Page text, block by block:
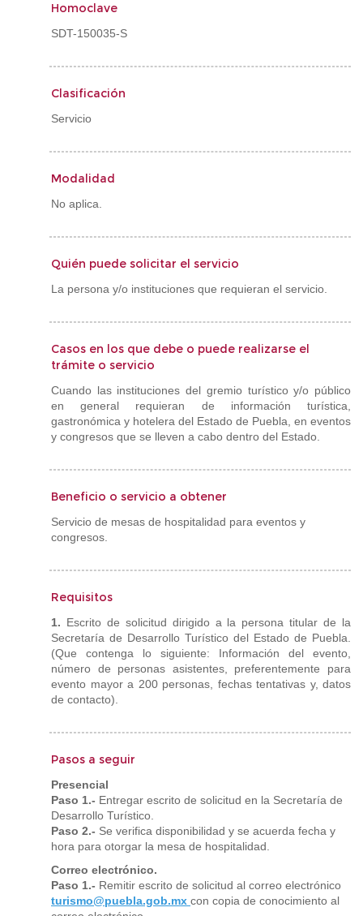
Homoclave
SDT-150035-S
Clasificación
Servicio
Modalidad
No aplica.
Quién puede solicitar el servicio
La persona y/o instituciones que requieran el servicio.
Casos en los que debe o puede realizarse el
trámite o servicio
Cuando las instituciones del gremio turístico y/o público
en general requieran de información turística,
gastronómica y hotelera del Estado de Puebla, en eventos
y congresos que se lleven a cabo dentro del Estado.
Beneficio o servicio a obtener
Servicio de mesas de hospitalidad para eventos y
congresos.
Requisitos
1. Escrito de solicitud dirigido a la persona titular de la
Secretaría de Desarrollo Turístico del Estado de Puebla.
(Que contenga lo siguiente: Información del evento,
número de personas asistentes, preferentemente para
evento mayor a 200 personas, fechas tentativas y, datos
de contacto).
Pasos a seguir
Presencial
Paso 1.- Entregar escrito de solicitud en la Secretaría de
Desarrollo Turístico.
Paso 2.- Se verifica disponibilidad y se acuerda fecha y
hora para otorgar la mesa de hospitalidad.
Correo electrónico.
Paso 1.- Remitir escrito de solicitud al correo electrónico
turismo@puebla.gob.mx con copia de conocimiento al